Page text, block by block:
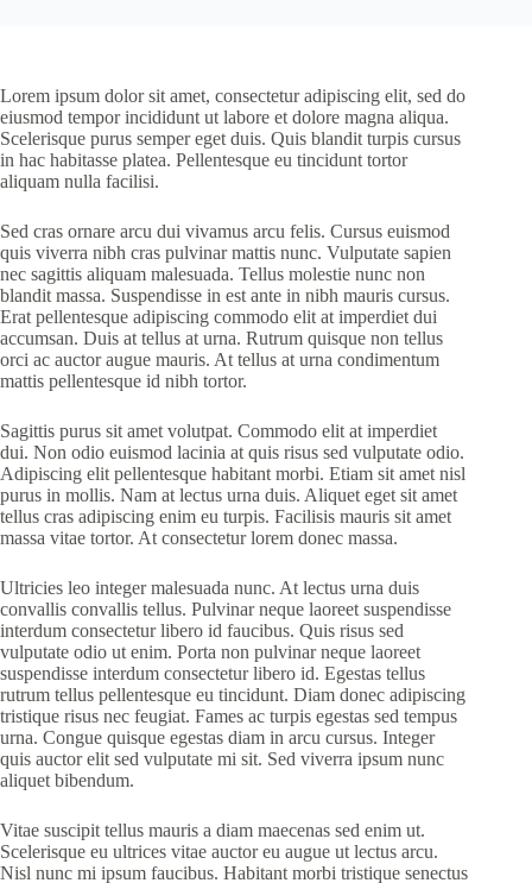
Lorem ipsum dolor sit amet, consectetur adipiscing elit, sed do
eiusmod tempor incididunt ut labore et dolore magna aliqua.
Scelerisque purus semper eget duis. Quis blandit turpis cursus
in hac habitasse platea. Pellentesque eu tincidunt tortor
aliquam nulla facilisi.
Sed cras ornare arcu dui vivamus arcu felis. Cursus euismod
quis viverra nibh cras pulvinar mattis nunc. Vulputate sapien
nec sagittis aliquam malesuada. Tellus molestie nunc non
blandit massa. Suspendisse in est ante in nibh mauris cursus.
Erat pellentesque adipiscing commodo elit at imperdiet dui
accumsan. Duis at tellus at urna. Rutrum quisque non tellus
orci ac auctor augue mauris. At tellus at urna condimentum
mattis pellentesque id nibh tortor.
Sagittis purus sit amet volutpat. Commodo elit at imperdiet
dui. Non odio euismod lacinia at quis risus sed vulputate odio.
Adipiscing elit pellentesque habitant morbi. Etiam sit amet nisl
purus in mollis. Nam at lectus urna duis. Aliquet eget sit amet
tellus cras adipiscing enim eu turpis. Facilisis mauris sit amet
massa vitae tortor. At consectetur lorem donec massa.
Ultricies leo integer malesuada nunc. At lectus urna duis
convallis convallis tellus. Pulvinar neque laoreet suspendisse
interdum consectetur libero id faucibus. Quis risus sed
vulputate odio ut enim. Porta non pulvinar neque laoreet
suspendisse interdum consectetur libero id. Egestas tellus
rutrum tellus pellentesque eu tincidunt. Diam donec adipiscing
tristique risus nec feugiat. Fames ac turpis egestas sed tempus
urna. Congue quisque egestas diam in arcu cursus. Integer
quis auctor elit sed vulputate mi sit. Sed viverra ipsum nunc
aliquet bibendum.
Vitae suscipit tellus mauris a diam maecenas sed enim ut.
Scelerisque eu ultrices vitae auctor eu augue ut lectus arcu.
Nisl nunc mi ipsum faucibus. Habitant morbi tristique senectus